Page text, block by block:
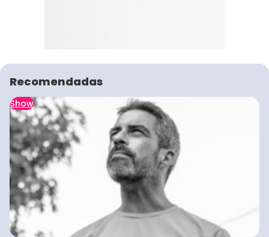
Recomendadas
Show